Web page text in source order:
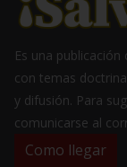
Es una
con temas
y difusión. Para
comunicarse al
Como llegar